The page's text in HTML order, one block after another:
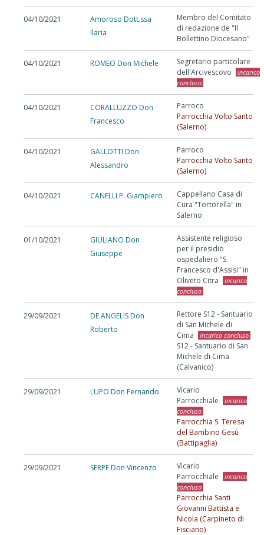
04/10/2021
Amoroso Dott.ssa
Ilaria
Membro del Comitato
di redazione de "Il
Bollettino Diocesano"
04/10/2021 ROMEO Don Michele
Segretario particolare
dell'Arcivescovo
incarico
concluso
04/10/2021
CORALLUZZO Don
Francesco
Parroco
Parrocchia Volto Santo
(Salerno)
04/10/2021
GALLOTTI Don
Alessandro
Parroco
Parrocchia Volto Santo
(Salerno)
04/10/2021 CANELLI P. Giampiero
Cappellano Casa di
Cura "Tortorella" in
Salerno
01/10/2021
GIULIANO Don
Giuseppe
Assistente religioso
per il presidio
ospedaliero "S.
Francesco d'Assisi" in
Oliveto Citra
incarico
concluso
29/09/2021
DE ANGELIS Don
Roberto
Rettore S12 - Santuario
di San Michele di
Cima
incarico concluso
S12 - Santuario di San
Michele di Cima
(Calvanico)
29/09/2021 LUPO Don Fernando
Vicario
Parrocchiale
incarico
concluso
Parrocchia S. Teresa
del Bambino Gesù
(Battipaglia)
29/09/2021 SERPE Don Vincenzo
Vicario
Parrocchiale
incarico
concluso
Parrocchia Santi
Giovanni Battista e
Nicola (Carpineto di
Fisciano)